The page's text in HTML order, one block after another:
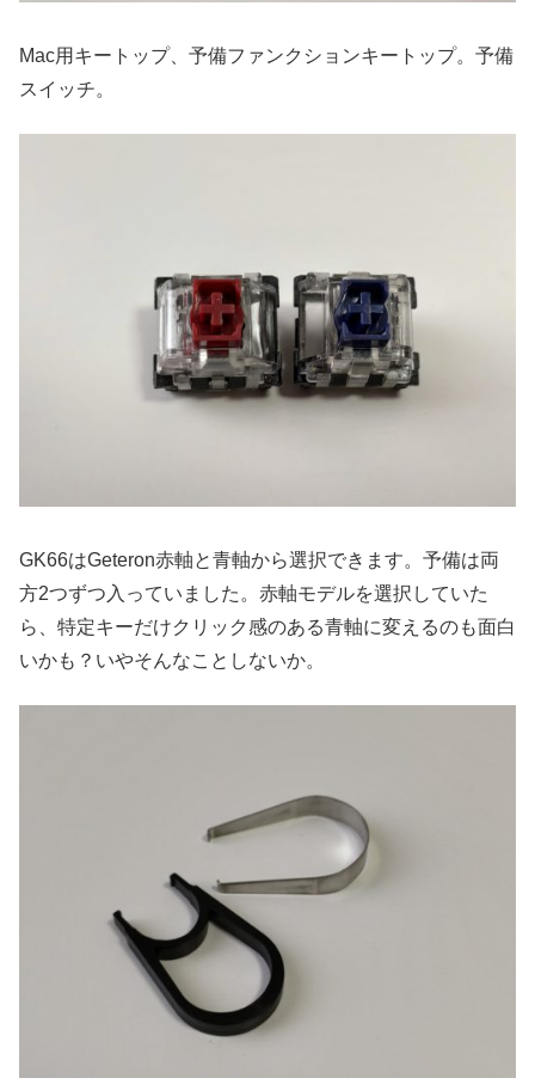
Mac用キートップ、予備ファンクションキートップ。予備
スイッチ。
GK66はGeteron赤軸と青軸から選択できます。予備は両
方2つずつ入っていました。赤軸モデルを選択していた
ら、特定キーだけクリック感のある青軸に変えるのも面白
いかも？いやそんなことしないか。